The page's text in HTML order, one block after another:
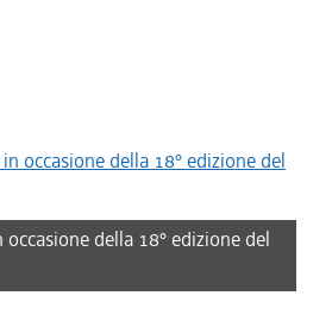
della 18° edizione del